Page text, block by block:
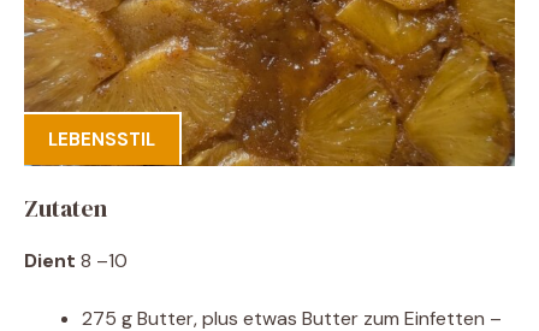
LEBENSSTIL
Zutaten
Dient 8 –10
275 g Butter, plus etwas Butter zum Einfetten –